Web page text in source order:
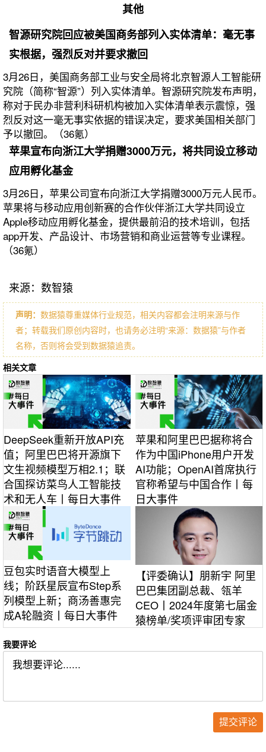
其他
智源研究院回应被美国商务部列入实体清单：毫无事
实根据，强烈反对并要求撤回
3月26日，美国商务部工业与安全局将北京智源人工智能研
究院（简称“智源”）列入实体清单。智源研究院发布声明，
称对于民办非营利科研机构被加入实体清单表示震惊，强
烈反对这一毫无事实依据的错误决定，要求美国相关部门
予以撤回。（36氪）
苹果宣布向浙江大学捐赠3000万元，将共同设立移动
应用孵化基金
3月26日，苹果公司宣布向浙江大学捐赠3000万元人民币。
苹果将与移动应用创新赛的合作伙伴浙江大学共同设立
Apple移动应用孵化基金，提供最前沿的技术培训，包括
app开发、产品设计、市场营销和商业运营等专业课程。
（36氪）
来源：数智猿
声明： 数据猿尊重媒体行业规范，相关内容都会注明来源与作
者；转载我们原创内容时，也请务必注明“来源：数据猿”与作者
名称，否则将会受到数据猿追责。
相关文章
DeepSeek重新开放API充
值；阿里巴巴将开源旗下
文生视频模型万相2.1；联
合国探访菜鸟人工智能技
术和无人车丨每日大事件
苹果和阿里巴巴据称将合
作为中国iPhone用户开发
AI功能；OpenAI首席执行
官称希望与中国合作丨每
日大事件
豆包实时语音大模型上
线；阶跃星辰宣布Step系
列模型上新；商汤善惠完
成A轮融资丨每日大事件
【评委确认】朋新宇 阿里
巴巴集团副总裁、瓴羊
CEO丨2024年度第七届金
猿榜单/奖项评审团专家
我要评论